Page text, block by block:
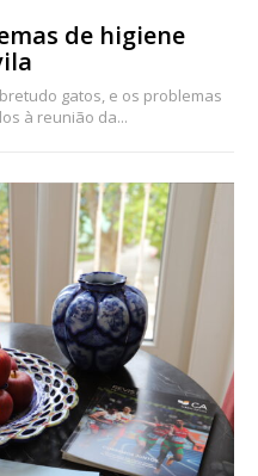
de higiene
gatos, e os problemas
à reunião da...